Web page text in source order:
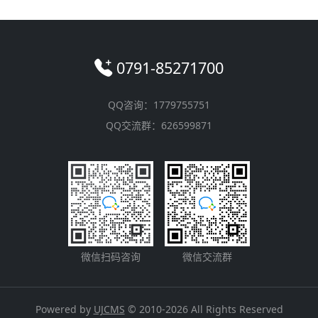
0791-85271700
QQ咨询：1779755751
QQ交流群：626599871
微信扫码咨询 微信交流群
Powered by UJCMS © 2010-2026 All Rights Reserved